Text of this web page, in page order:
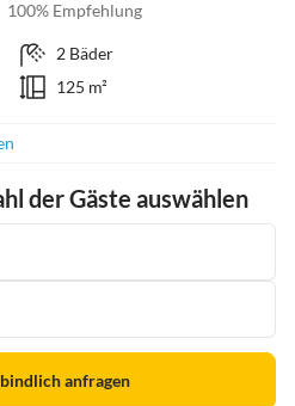
100% Empfehlung
2 Bäder
125 m²
der Gäste auswählen
anfragen